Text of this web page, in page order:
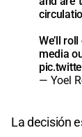
We’ll
media
— Yoel
La decisión